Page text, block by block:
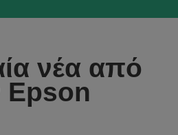
νέα από
Epson